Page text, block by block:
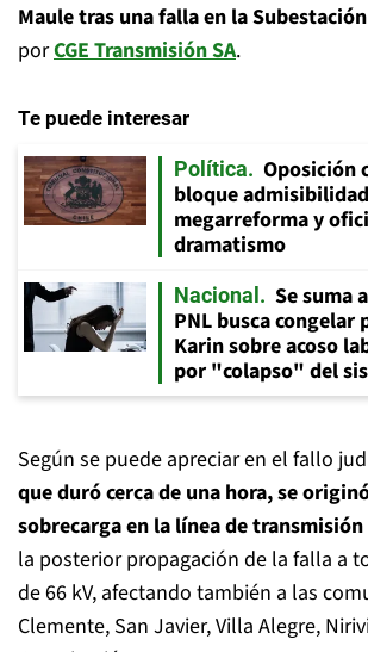
Maule tras una falla en la
porCGE Transmisión SA.
Te puede interesar
Política
Oposición
bloque
megarreforma y
dramatismo
Nacional
Se suma
PNL busca congelar
Karin sobre acoso
por "colapso" del
Según se puede apreciar en el fallo
que duró cerca de una hora, se
sobrecarga en la línea de transmisión
la posterior propagación de la falla a
de 66 kV, afectando también a las
Clemente, San Javier, Villa Alegre,